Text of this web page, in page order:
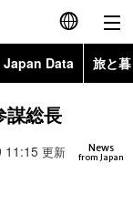
English
简体字
繁體字
Japan Data 旅と
Images
謀総長
News
from Japan
11:15 更新